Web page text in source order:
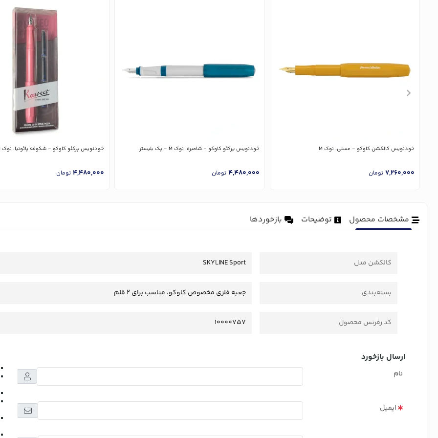
خودنویس کالکشن کاوکو - عسلی، نوک M
7,260,000 تومان
خودنویس پرکئو کاوکو - شامبره، نوک M - پک بلیستر
4,480,000 تومان
خودنویس پرکئو کاوکو - شکوفه پائونیا، نوک M - پک بلیستر
4,480,000 تومان
مشخصات محصول توضیحات بازخوردها
کالکشن مدل SKYLINE Sport
بسته‌بندی جعبه فلزی مخصوص کاوکو، مناسب برای 2 قلم
کد رفرنس محصول 10000757
ارسال بازخورد
نام
ایمیل